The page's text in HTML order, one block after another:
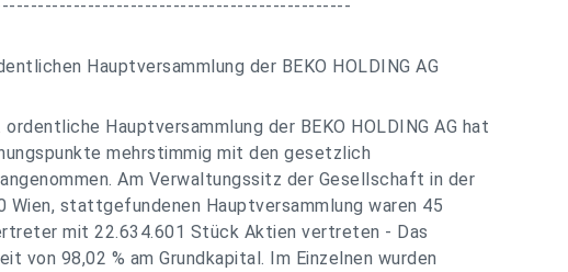
Hauptversammlung der BEKO HOLDING AG
Hauptversammlung der BEKO HOLDING AG hat
mehrstimmig mit den gesetzlich
Am Verwaltungssitz der Gesellschaft in der
Wien, stattgefundenen Hauptversammlung waren 45
mit 22.634.601 Stück Aktien vertreten - Das
von 98,02 % am Grundkapital. Im Einzelnen wurden